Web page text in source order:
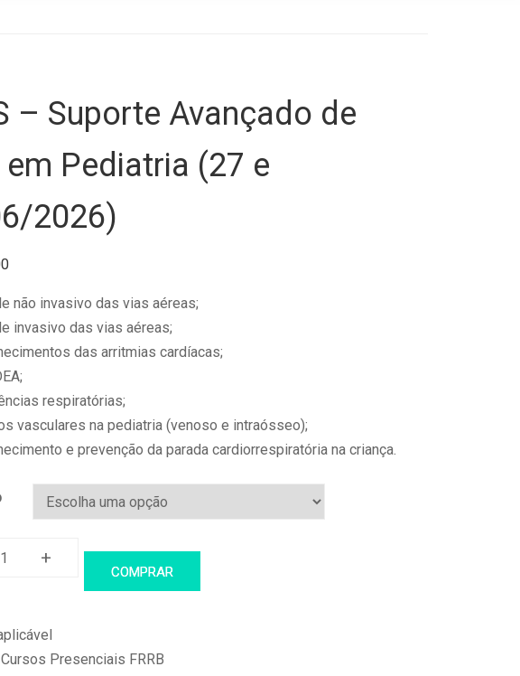
– Suporte Avançado de
Pediatria (27 e
2026)
não invasivo das vias aéreas;
invasivo das vias aéreas;
das arritmias cardíacas;
respiratórias;
vasculares na pediatria (venoso e intraósseo);
e prevenção da parada cardiorrespiratória na criança.
PALS
Avançado
de
+
COMPRAR
Cursos Presenciais FRRB